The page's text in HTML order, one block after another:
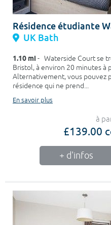
Résidence étudiante
UK Bath
1.10 mi - Waterside Court se
Bristol, à environ 20 minutes à
Alternativement, vous pouvez
résidence qui ne prend...
En savoir plus
à
£139.00
+ d'infos